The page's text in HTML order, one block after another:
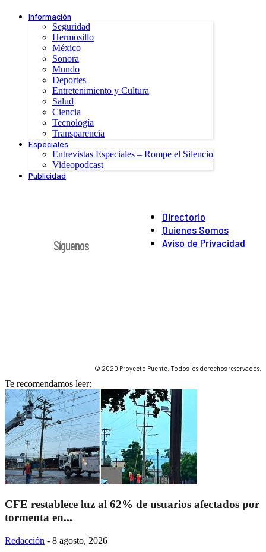
Información
Seguridad
Hermosillo
México
Sonora
Mundo
Deportes
Entretenimiento y Cultura
Salud
Ciencia
Tecnología
Transparencia
Especiales
Entrevistas Especiales – Rompe el Silencio
Videopodcast
Publicidad
Directorio
Quienes Somos
Aviso de Privacidad
Síguenos
© 2020 Proyecto Puente. Todos los derechos reservados.
Te recomendamos leer:
CFE restablece luz al 62% de usuarios afectados por
tormenta en...
Redacción - 8 agosto, 2026